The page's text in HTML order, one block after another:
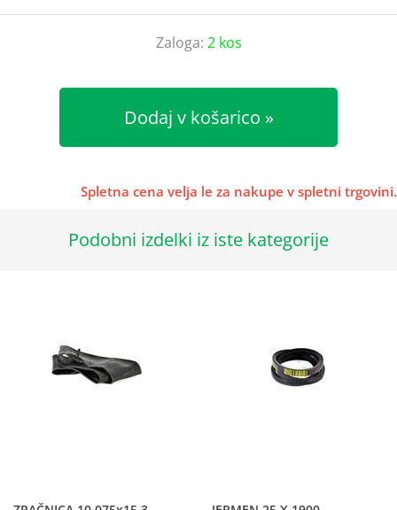
Zaloga: 2 kos
Dodaj v košarico
Spletna cena velja le za nakupe v spletni trgovini.
Podobni izdelki iz iste kategorije